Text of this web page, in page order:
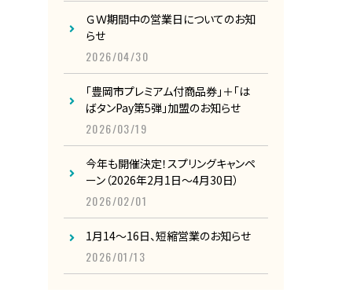
ＧＷ期間中の営業日についてのお知
らせ
2026/04/30
「豊岡市プレミアム付商品券」＋「は
ばタンPay第5弾」加盟のお知らせ
2026/03/19
今年も開催決定！スプリングキャンペ
ーン（2026年2月1日～4月30日）
2026/02/01
1月14～16日、短縮営業のお知らせ
2026/01/13